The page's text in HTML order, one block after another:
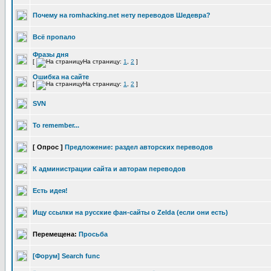
Почему на romhacking.net нету переводов Шедевра?
Всё пропало
Фразы дня
[ На страницу: 1 2 ]
Ошибка на сайте
[ На страницу: 1 2 ]
SVN
To remember...
[ Опрос ] Предложение: раздел авторских переводов
К администрации сайта и авторам переводов
Есть идея!
Ищу ссылки на русские фан-сайты о Zelda (если они есть)
Перемещена: Просьба
[Форум] Search func